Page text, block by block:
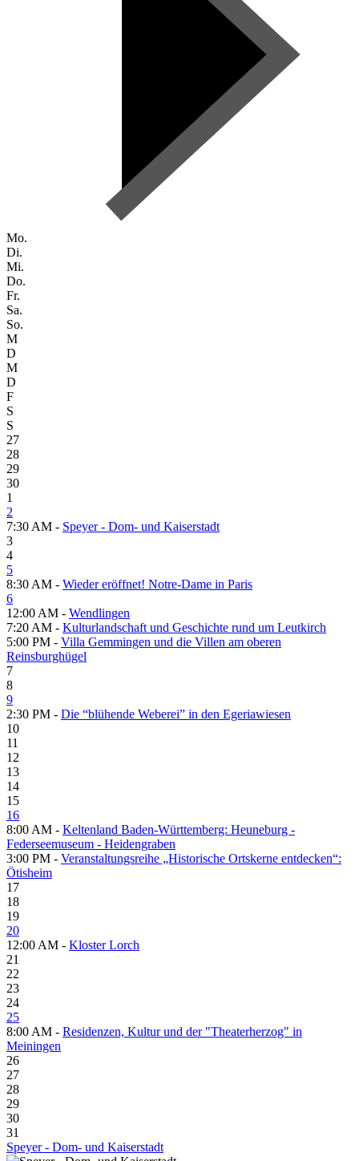
Mo.
Di.
Mi.
Do.
Fr.
Sa.
So.
M
D
M
D
F
S
S
27
28
29
30
1
2
7:30 AM - Speyer - Dom- und Kaiserstadt
3
4
5
8:30 AM - Wieder eröffnet! Notre-Dame in Paris
6
12:00 AM - Wendlingen
7:20 AM - Kulturlandschaft und Geschichte rund um Leutkirch
5:00 PM - Villa Gemmingen und die Villen am oberen
Reinsburghügel
7
8
9
2:30 PM - Die “blühende Weberei” in den Egeriawiesen
10
11
12
13
14
15
16
8:00 AM - Keltenland Baden-Württemberg: Heuneburg -
Federseemuseum - Heidengraben
3:00 PM - Veranstaltungsreihe „Historische Ortskerne entdecken“:
Ötisheim
17
18
19
20
12:00 AM - Kloster Lorch
21
22
23
24
25
8:00 AM - Residenzen, Kultur und der "Theaterherzog" in
Meiningen
26
27
28
29
30
31
Speyer - Dom- und Kaiserstadt